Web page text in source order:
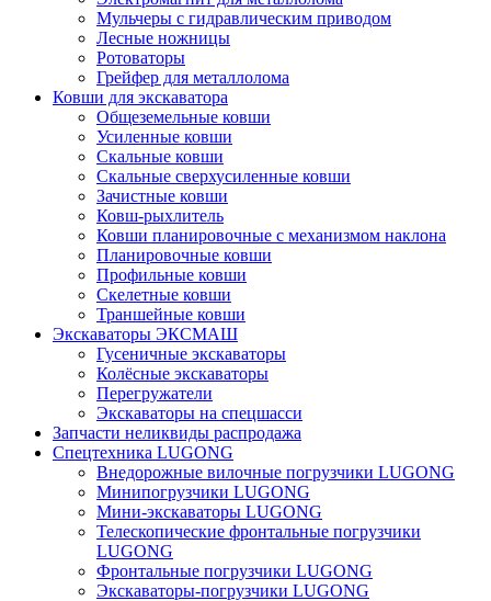
Мульчеры с гидравлическим приводом
Лесные ножницы
Ротоваторы
Грейфер для металлолома
Ковши для экскаватора
Общеземельные ковши
Усиленные ковши
Скальные ковши
Скальные сверхусиленные ковши
Зачистные ковши
Ковш-рыхлитель
Ковши планировочные с механизмом наклона
Планировочные ковши
Профильные ковши
Скелетные ковши
Траншейные ковши
Экскаваторы ЭКСМАШ
Гусеничные экскаваторы
Колёсные экскаваторы
Перегружатели
Экскаваторы на спецшасси
Запчасти неликвиды распродажа
Спецтехника LUGONG
Внедорожные вилочные погрузчики LUGONG
Минипогрузчики LUGONG
Мини-экскаваторы LUGONG
Телескопические фронтальные погрузчики
LUGONG
Фронтальные погрузчики LUGONG
Экскаваторы-погрузчики LUGONG